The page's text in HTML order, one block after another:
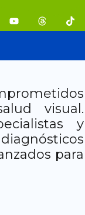
Y
o
u
b
T
h
r
d
T
i
k
k
visual.
y
para